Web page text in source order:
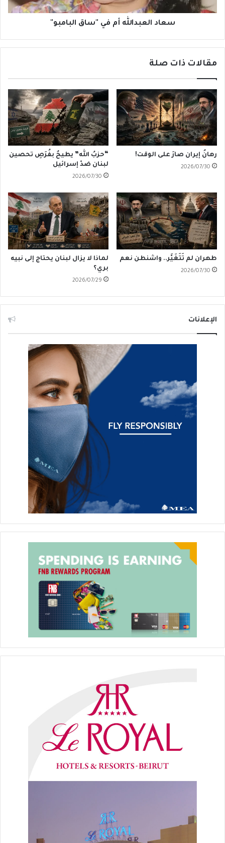
سعاد العبدالله أم في "ساق البامبو"
مقالات ذات صلة
رهانُ إيران صارَ على الوقت!
2026/07/30
“حزبُ الله” يطيحُ بفُرَصِ تحصين
لبنان ضدّ إسرائيل
2026/07/30
طهران لم تَتَغَيَّر.. واشنطن نعم
2026/07/30
لماذا لا يزال لبنان يحتاج إلى نبيه
بري؟
2026/07/29
الإعلانات